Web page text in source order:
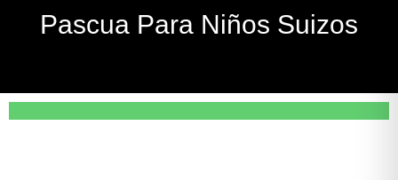
Pascua Para Niños Suizos